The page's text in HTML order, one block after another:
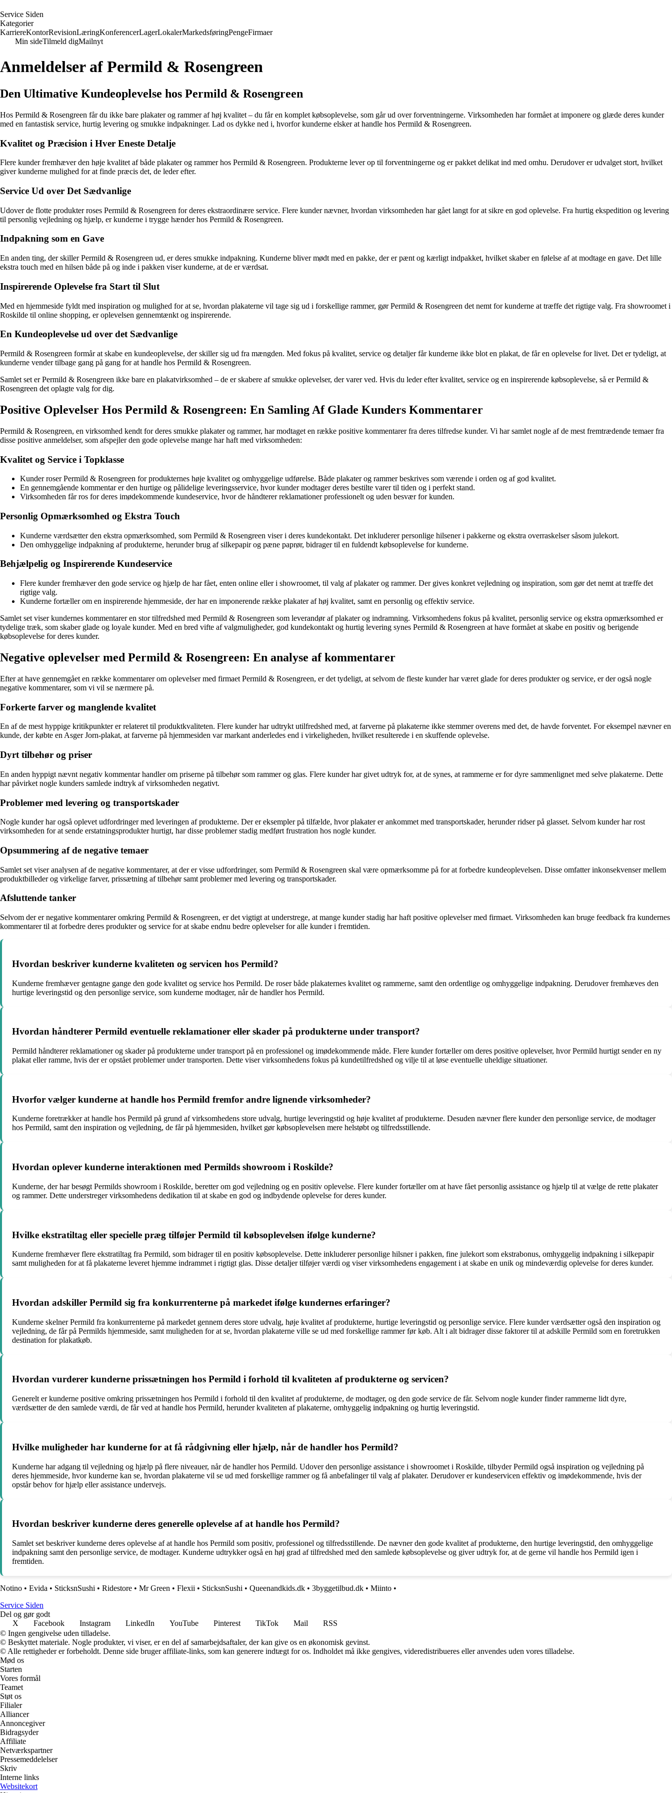
Service Siden
Kategorier
KarriereKontorRevisionLæringKonferencerLagerLokalerMarkedsføringPengeFirmaer
Min sideTilmeld digMailnyt
Anmeldelser af Permild & Rosengreen
Den Ultimative Kundeoplevelse hos Permild & Rosengreen
Hos Permild & Rosengreen får du ikke bare plakater og rammer af høj kvalitet – du får en komplet købsoplevelse, som går ud over forventningerne. Virksomheden har formået at imponere og glæde deres kunder
med en fantastisk service, hurtig levering og smukke indpakninger. Lad os dykke ned i, hvorfor kunderne elsker at handle hos Permild & Rosengreen.
Kvalitet og Præcision i Hver Eneste Detalje
Flere kunder fremhæver den høje kvalitet af både plakater og rammer hos Permild & Rosengreen. Produkterne lever op til forventningerne og er pakket delikat ind med omhu. Derudover er udvalget stort, hvilket
giver kunderne mulighed for at finde præcis det, de leder efter.
Service Ud over Det Sædvanlige
Udover de flotte produkter roses Permild & Rosengreen for deres ekstraordinære service. Flere kunder nævner, hvordan virksomheden har gået langt for at sikre en god oplevelse. Fra hurtig ekspedition og levering
til personlig vejledning og hjælp, er kunderne i trygge hænder hos Permild & Rosengreen.
Indpakning som en Gave
En anden ting, der skiller Permild & Rosengreen ud, er deres smukke indpakning. Kunderne bliver mødt med en pakke, der er pænt og kærligt indpakket, hvilket skaber en følelse af at modtage en gave. Det lille
ekstra touch med en hilsen både på og inde i pakken viser kunderne, at de er værdsat.
Inspirerende Oplevelse fra Start til Slut
Med en hjemmeside fyldt med inspiration og mulighed for at se, hvordan plakaterne vil tage sig ud i forskellige rammer, gør Permild & Rosengreen det nemt for kunderne at træffe det rigtige valg. Fra showroomet i
Roskilde til online shopping, er oplevelsen gennemtænkt og inspirerende.
En Kundeoplevelse ud over det Sædvanlige
Permild & Rosengreen formår at skabe en kundeoplevelse, der skiller sig ud fra mængden. Med fokus på kvalitet, service og detaljer får kunderne ikke blot en plakat, de får en oplevelse for livet. Det er tydeligt, at
kunderne vender tilbage gang på gang for at handle hos Permild & Rosengreen.
Samlet set er Permild & Rosengreen ikke bare en plakatvirksomhed – de er skabere af smukke oplevelser, der varer ved. Hvis du leder efter kvalitet, service og en inspirerende købsoplevelse, så er Permild &
Rosengreen det oplagte valg for dig.
Positive Oplevelser Hos Permild & Rosengreen: En Samling Af Glade Kunders Kommentarer
Permild & Rosengreen, en virksomhed kendt for deres smukke plakater og rammer, har modtaget en række positive kommentarer fra deres tilfredse kunder. Vi har samlet nogle af de mest fremtrædende temaer fra
disse positive anmeldelser, som afspejler den gode oplevelse mange har haft med virksomheden:
Kvalitet og Service i Topklasse
Kunder roser Permild & Rosengreen for produkternes høje kvalitet og omhyggelige udførelse. Både plakater og rammer beskrives som værende i orden og af god kvalitet.
En gennemgående kommentar er den hurtige og pålidelige leveringsservice, hvor kunder modtager deres bestilte varer til tiden og i perfekt stand.
Virksomheden får ros for deres imødekommende kundeservice, hvor de håndterer reklamationer professionelt og uden besvær for kunden.
Personlig Opmærksomhed og Ekstra Touch
Kunderne værdsætter den ekstra opmærksomhed, som Permild & Rosengreen viser i deres kundekontakt. Det inkluderer personlige hilsener i pakkerne og ekstra overraskelser såsom julekort.
Den omhyggelige indpakning af produkterne, herunder brug af silkepapir og pæne paprør, bidrager til en fuldendt købsoplevelse for kunderne.
Behjælpelig og Inspirerende Kundeservice
Flere kunder fremhæver den gode service og hjælp de har fået, enten online eller i showroomet, til valg af plakater og rammer. Der gives konkret vejledning og inspiration, som gør det nemt at træffe det
rigtige valg.
Kunderne fortæller om en inspirerende hjemmeside, der har en imponerende række plakater af høj kvalitet, samt en personlig og effektiv service.
Samlet set viser kundernes kommentarer en stor tilfredshed med Permild & Rosengreen som leverandør af plakater og indramning. Virksomhedens fokus på kvalitet, personlig service og ekstra opmærksomhed er
tydelige træk, som skaber glade og loyale kunder. Med en bred vifte af valgmuligheder, god kundekontakt og hurtig levering synes Permild & Rosengreen at have formået at skabe en positiv og berigende
købsoplevelse for deres kunder.
Negative oplevelser med Permild & Rosengreen: En analyse af kommentarer
Efter at have gennemgået en række kommentarer om oplevelser med firmaet Permild & Rosengreen, er det tydeligt, at selvom de fleste kunder har været glade for deres produkter og service, er der også nogle
negative kommentarer, som vi vil se nærmere på.
Forkerte farver og manglende kvalitet
En af de mest hyppige kritikpunkter er relateret til produktkvaliteten. Flere kunder har udtrykt utilfredshed med, at farverne på plakaterne ikke stemmer overens med det, de havde forventet. For eksempel nævner en
kunde, der købte en Asger Jorn-plakat, at farverne på hjemmesiden var markant anderledes end i virkeligheden, hvilket resulterede i en skuffende oplevelse.
Dyrt tilbehør og priser
En anden hyppigt nævnt negativ kommentar handler om priserne på tilbehør som rammer og glas. Flere kunder har givet udtryk for, at de synes, at rammerne er for dyre sammenlignet med selve plakaterne. Dette
har påvirket nogle kunders samlede indtryk af virksomheden negativt.
Problemer med levering og transportskader
Nogle kunder har også oplevet udfordringer med leveringen af produkterne. Der er eksempler på tilfælde, hvor plakater er ankommet med transportskader, herunder ridser på glasset. Selvom kunder har rost
virksomheden for at sende erstatningsprodukter hurtigt, har disse problemer stadig medført frustration hos nogle kunder.
Opsummering af de negative temaer
Samlet set viser analysen af de negative kommentarer, at der er visse udfordringer, som Permild & Rosengreen skal være opmærksomme på for at forbedre kundeoplevelsen. Disse omfatter inkonsekvenser mellem
produktbilleder og virkelige farver, prissætning af tilbehør samt problemer med levering og transportskader.
Afsluttende tanker
Selvom der er negative kommentarer omkring Permild & Rosengreen, er det vigtigt at understrege, at mange kunder stadig har haft positive oplevelser med firmaet. Virksomheden kan bruge feedback fra kundernes
kommentarer til at forbedre deres produkter og service for at skabe endnu bedre oplevelser for alle kunder i fremtiden.
Hvordan beskriver kunderne kvaliteten og servicen hos Permild?
Kunderne fremhæver gentagne gange den gode kvalitet og service hos Permild. De roser både plakaternes kvalitet og rammerne, samt den ordentlige og omhyggelige indpakning. Derudover fremhæves den
hurtige leveringstid og den personlige service, som kunderne modtager, når de handler hos Permild.
Hvordan håndterer Permild eventuelle reklamationer eller skader på produkterne under transport?
Permild håndterer reklamationer og skader på produkterne under transport på en professionel og imødekommende måde. Flere kunder fortæller om deres positive oplevelser, hvor Permild hurtigt sender en ny
plakat eller ramme, hvis der er opstået problemer under transporten. Dette viser virksomhedens fokus på kundetilfredshed og vilje til at løse eventuelle uheldige situationer.
Hvorfor vælger kunderne at handle hos Permild fremfor andre lignende virksomheder?
Kunderne foretrækker at handle hos Permild på grund af virksomhedens store udvalg, hurtige leveringstid og høje kvalitet af produkterne. Desuden nævner flere kunder den personlige service, de modtager
hos Permild, samt den inspiration og vejledning, de får på hjemmesiden, hvilket gør købsoplevelsen mere helstøbt og tilfredsstillende.
Hvordan oplever kunderne interaktionen med Permilds showroom i Roskilde?
Kunderne, der har besøgt Permilds showroom i Roskilde, beretter om god vejledning og en positiv oplevelse. Flere kunder fortæller om at have fået personlig assistance og hjælp til at vælge de rette plakater
og rammer. Dette understreger virksomhedens dedikation til at skabe en god og indbydende oplevelse for deres kunder.
Hvilke ekstratiltag eller specielle præg tilføjer Permild til købsoplevelsen ifølge kunderne?
Kunderne fremhæver flere ekstratiltag fra Permild, som bidrager til en positiv købsoplevelse. Dette inkluderer personlige hilsner i pakken, fine julekort som ekstrabonus, omhyggelig indpakning i silkepapir
samt muligheden for at få plakaterne leveret hjemme indrammet i rigtigt glas. Disse detaljer tilføjer værdi og viser virksomhedens engagement i at skabe en unik og mindeværdig oplevelse for deres kunder.
Hvordan adskiller Permild sig fra konkurrenterne på markedet ifølge kundernes erfaringer?
Kunderne skelner Permild fra konkurrenterne på markedet gennem deres store udvalg, høje kvalitet af produkterne, hurtige leveringstid og personlige service. Flere kunder værdsætter også den inspiration og
vejledning, de får på Permilds hjemmeside, samt muligheden for at se, hvordan plakaterne ville se ud med forskellige rammer før køb. Alt i alt bidrager disse faktorer til at adskille Permild som en foretrukken
destination for plakatkøb.
Hvordan vurderer kunderne prissætningen hos Permild i forhold til kvaliteten af produkterne og servicen?
Generelt er kunderne positive omkring prissætningen hos Permild i forhold til den kvalitet af produkterne, de modtager, og den gode service de får. Selvom nogle kunder finder rammerne lidt dyre,
værdsætter de den samlede værdi, de får ved at handle hos Permild, herunder kvaliteten af plakaterne, omhyggelig indpakning og hurtig leveringstid.
Hvilke muligheder har kunderne for at få rådgivning eller hjælp, når de handler hos Permild?
Kunderne har adgang til vejledning og hjælp på flere niveauer, når de handler hos Permild. Udover den personlige assistance i showroomet i Roskilde, tilbyder Permild også inspiration og vejledning på
deres hjemmeside, hvor kunderne kan se, hvordan plakaterne vil se ud med forskellige rammer og få anbefalinger til valg af plakater. Derudover er kundeservicen effektiv og imødekommende, hvis der
opstår behov for hjælp eller assistance undervejs.
Hvordan beskriver kunderne deres generelle oplevelse af at handle hos Permild?
Samlet set beskriver kunderne deres oplevelse af at handle hos Permild som positiv, professionel og tilfredsstillende. De nævner den gode kvalitet af produkterne, den hurtige leveringstid, den omhyggelige
indpakning samt den personlige service, de modtager. Kunderne udtrykker også en høj grad af tilfredshed med den samlede købsoplevelse og giver udtryk for, at de gerne vil handle hos Permild igen i
fremtiden.
Notino • Evida • SticksnSushi • Ridestore • Mr Green • Flexii • SticksnSushi • Queenandkids.dk • 3byggetilbud.dk • Miinto •
Service Siden
Del og gør godt
X
Facebook Instagram LinkedIn YouTube Pinterest TikTok Mail
RSS
© Ingen gengivelse uden tilladelse.
© Beskyttet materiale. Nogle produkter, vi viser, er en del af samarbejdsaftaler, der kan give os en økonomisk gevinst.
© Alle rettigheder er forbeholdt. Denne side bruger affiliate-links, som kan generere indtægt for os. Indholdet må ikke gengives, videredistribueres eller anvendes uden vores tilladelse.
Mød os
Starten
Vores formål
Teamet
Støt os
Filialer
Alliancer
Annoncegiver
Bidragsyder
Affiliate
Netværkspartner
Pressemeddelelser
Skriv
Interne links
Websitekort